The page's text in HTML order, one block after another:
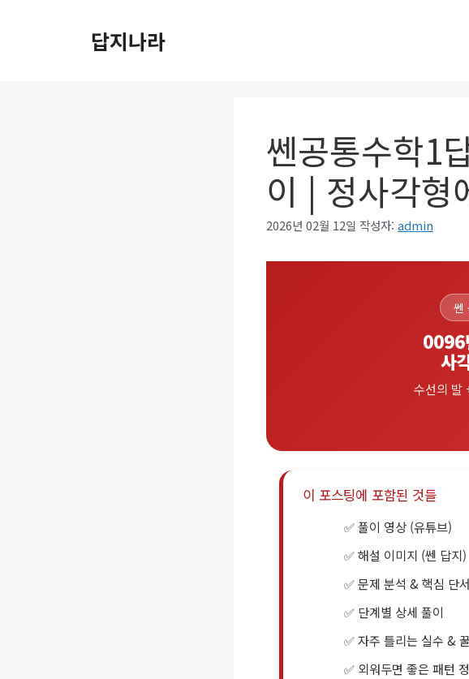
답지나라
쎈공통수학1
이 | 정사각형
2026년 02월 12일 작성자: admin
쎈
0096
사
수선의 발
이 포스팅에 포함된 것들
풀이 영상 (유튜브)
해설 이미지 (쎈 답지)
문제 분석 & 핵심 단
단계별 상세 풀이
자주 틀리는 실수 &
외워두면 좋은 패턴